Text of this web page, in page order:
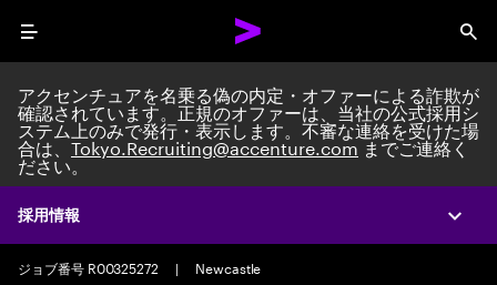
Menu
採用情報
アクセンチュアを名乗る偽の内定・オファーによる詐欺が
確認されています。正規のオファーは、当社の公式採用シ
ステム上のみで発行・表示します。不審な連絡を受けた場
合は、Tokyo.Recruiting@accenture.comまでご連絡く
ださい。
Data & ML Engineer - Newcastle
Data Eng, Mgmt & Governance Team Lead/Consultant
Mid-Level
ジョブ番号 R00325272
| Newcastle